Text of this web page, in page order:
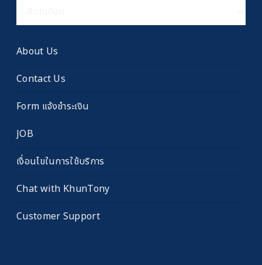
เรื่อง
About Us
Contact Us
Form แจ้งชำระเงิน
JOB
เงื่อนไขในการใช้บริการ
Chat with KhunTony
Customer Support